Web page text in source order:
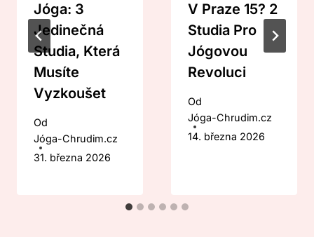
Jóga: 3
Jedinečná
Studia, Která
Musíte
Vyzkoušet
Od
Jóga-Chrudim.cz
31. března 2026
V Praze 15? 2
Studia Pro
Jógovou
Revoluci
Od
Jóga-Chrudim.cz
14. března 2026